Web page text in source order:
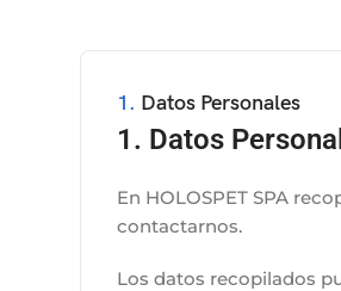
1. Datos Personales
1. Datos
En HOLOSPET SPA
contactarnos.
Los datos recopilados